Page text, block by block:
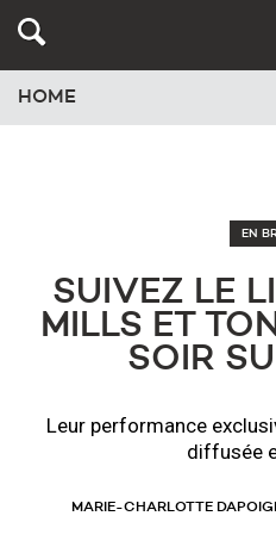
HOME
EN
SUIVEZ LE
MILLS ET
SOIR
Leur performance
diffusée
MARIE-CHARLOTTE